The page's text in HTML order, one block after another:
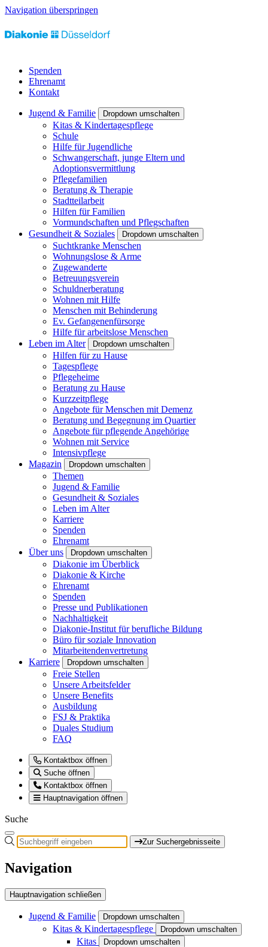
Navigation überspringen
Spenden
Ehrenamt
Kontakt
Jugend & Familie Dropdown umschalten
Kitas & Kindertagespflege
Schule
Hilfe für Jugendliche
Schwangerschaft, junge Eltern und
Adoptionsvermittlung
Pflegefamilien
Beratung & Therapie
Stadtteilarbeit
Hilfen für Familien
Vormundschaften und Pflegschaften
Gesundheit & Soziales
Dropdown umschalten
Suchtkranke Menschen
Wohnungslose & Arme
Zugewanderte
Betreuungsverein
Schuldnerberatung
Wohnen mit Hilfe
Menschen mit Behinderung
Ev. Gefangenenfürsorge
Hilfe für arbeitslose Menschen
Leben im Alter
Dropdown umschalten
Hilfen für zu Hause
Tagespflege
Pflegeheime
Beratung zu Hause
Kurzzeitpflege
Angebote für Menschen mit Demenz
Beratung und Begegnung im Quartier
Angebote für pflegende Angehörige
Wohnen mit Service
Intensivpflege
Magazin
Dropdown umschalten
Themen
Jugend & Familie
Gesundheit & Soziales
Leben im Alter
Karriere
Spenden
Ehrenamt
Über uns
Dropdown umschalten
Diakonie im Überblick
Diakonie & Kirche
Ehrenamt
Spenden
Presse und Publikationen
Nachhaltigkeit
Diakonie-Institut für berufliche Bildung
Büro für soziale Innovation
Mitarbeitendenvertretung
Karriere
Dropdown umschalten
Freie Stellen
Unsere Arbeitsfelder
Unsere Benefits
Ausbildung
FSJ & Praktika
Duales Studium
FAQ
Kontaktbox öffnen
Suche öffnen
Kontaktbox öffnen
Hauptnavigation öffnen
Suche
Zur Suchergebnisseite
Navigation
Hauptnavigation schließen
Jugend & Familie Dropdown umschalten
Kitas & Kindertagespflege Dropdown umschalten
Kitas Dropdown umschalten